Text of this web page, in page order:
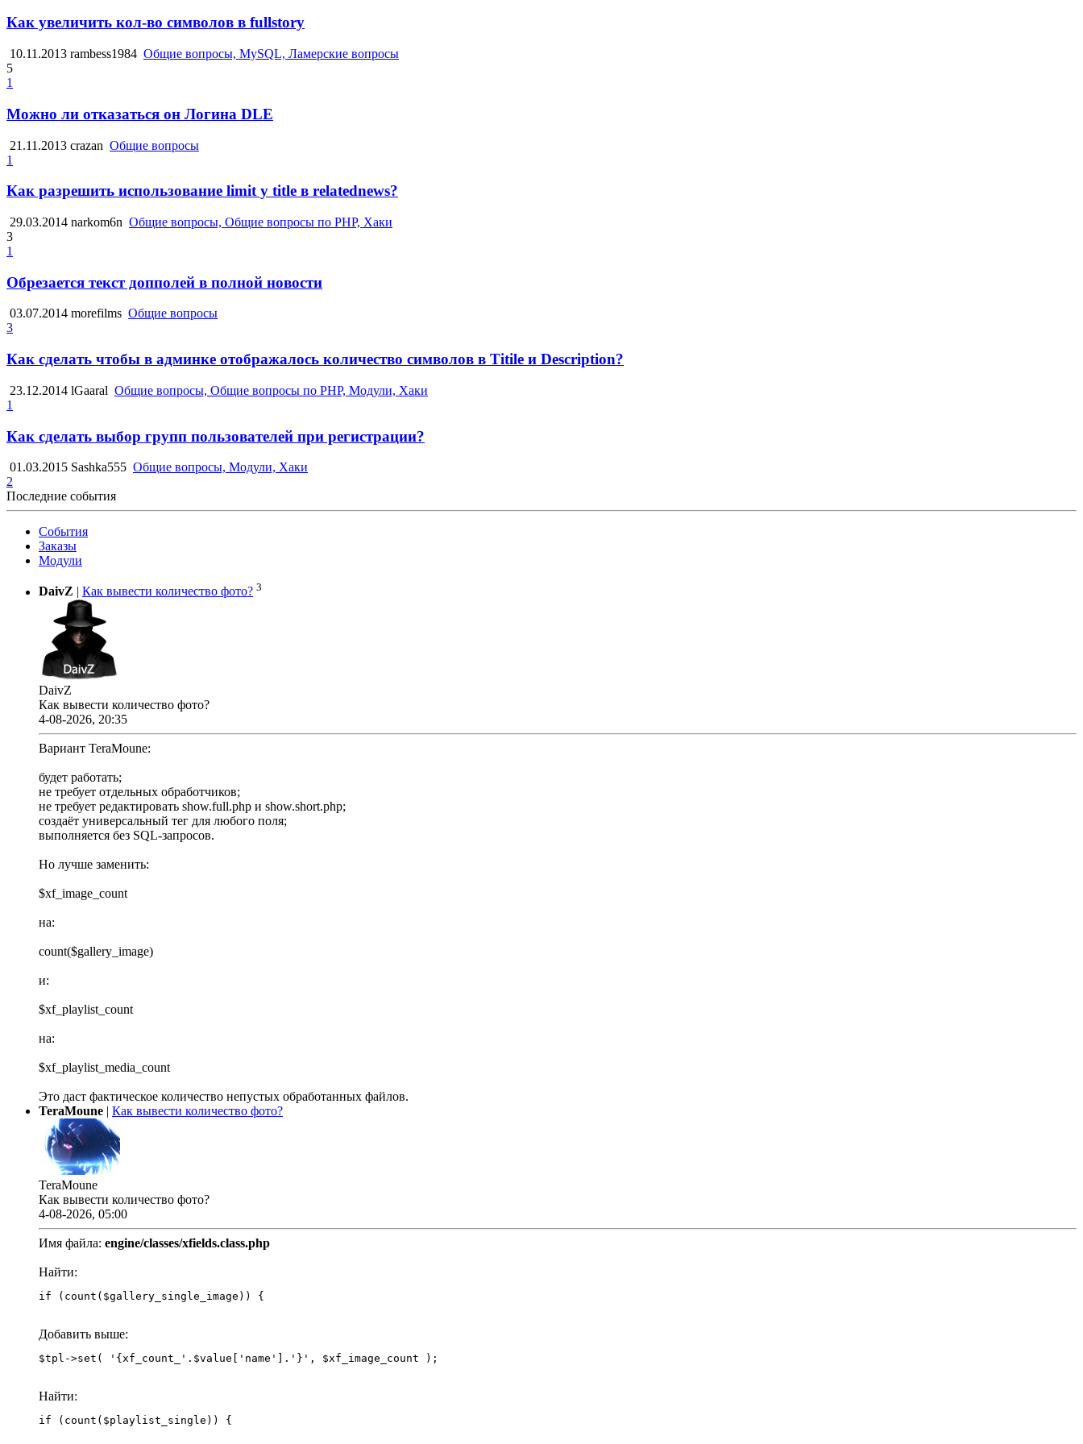
Как увеличить кол-во символов в fullstory
10.11.2013 rambess1984 Общие вопросы, MySQL, Ламерские вопросы
5
1
Можно ли отказаться он Логина DLE
21.11.2013 crazan Общие вопросы
1
Как разрешить использование limit у title в relatednews?
29.03.2014 narkom6n Общие вопросы, Общие вопросы по PHP, Хаки
3
1
Обрезается текст допполей в полной новости
03.07.2014 morefilms Общие вопросы
3
Как сделать чтобы в админке отображалось количество символов в Titile и Description?
23.12.2014 lGaaral Общие вопросы, Общие вопросы по PHP, Модули, Хаки
1
Как сделать выбор групп пользователей при регистрации?
01.03.2015 Sashka555 Общие вопросы, Модули, Хаки
2
Последние события
События
Заказы
Модули
DaivZ Как вывести количество фото? 3
DaivZ
Как вывести количество фото?
4-08-2026, 20:35
Вариант TeraMoune:
будет работать;
не требует отдельных обработчиков;
не требует редактировать show.full.php и show.short.php;
создаёт универсальный тег для любого поля;
выполняется без SQL-запросов.
Но лучше заменить:
$xf_image_count
на:
count($gallery_image)
и:
$xf_playlist_count
на:
$xf_playlist_media_count
Это даст фактическое количество непустых обработанных файлов.
TeraMoune | Как вывести количество фото?
TeraMoune
Как вывести количество фото?
4-08-2026, 05:00
Имя файла: engine/classes/xfields.class.php
Найти:
if (count($gallery_single_image)) {
Добавить выше:
Найти:
if (count($playlist_single)) {